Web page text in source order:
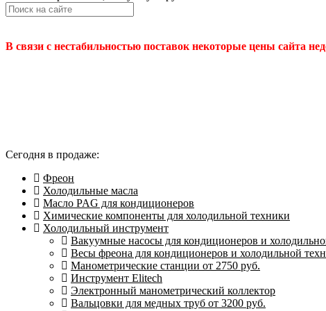
В связи с нестабильностью поставок некоторые цены сайта
Сегодня в продаже:
Фреон
Холодильные масла
Масло PAG для кондиционеров
Химические компоненты для холодильной техники
Холодильный инструмент
Вакуумные насосы для кондиционеров и
Весы фреона для кондиционеров и холодильной
Манометрические станции от 2750 руб.
Инструмент Elitech
Электронный манометрический коллектор
Вальцовки для медных труб от 3200 руб.